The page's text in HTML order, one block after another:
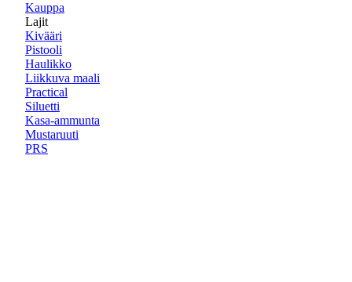
Kauppa
Lajit
Kivääri
Pistooli
Haulikko
Liikkuva maali
Practical
Siluetti
Kasa-ammunta
Mustaruuti
PRS